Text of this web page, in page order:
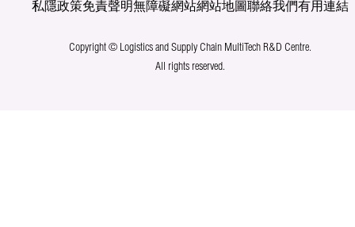
私隱政策免責聲明無障礙網站網站地圖聯絡我們有用連結
Copyright © Logistics and Supply Chain MultiTech R&D Centre.
All rights reserved.